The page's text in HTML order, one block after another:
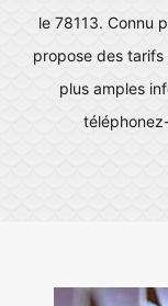
le 78113. Connu
propose des
plus amples